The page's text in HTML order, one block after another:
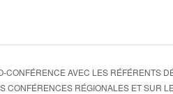
CONFÉRENCE AVEC LES RÉFÉRENTS
CONFÉRENCES RÉGIONALES ET SUR